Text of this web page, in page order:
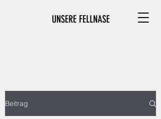
UNSERE FELLNASE
Beitrag